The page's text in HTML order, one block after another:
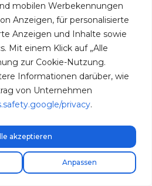
mobilen Werbekennungen
Anzeigen, für personalisierte
Anzeigen und Inhalte sowie
Mit einem Klick auf „Alle
zur Cookie-Nutzung.
Informationen darüber, wie
von Unternehmen
privacy.
Anpassen
akzeptieren
Charger
DenkaExpressversand!